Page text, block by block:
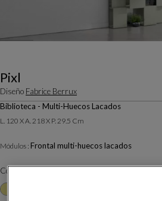
Pixl
Diseño Fabrice Berrux
Biblioteca - Multi-Huecos Lacados
L. 120 X A. 218 X P. 29.5 Cm
Módulos : Frontal multi-huecos lacados
Color :